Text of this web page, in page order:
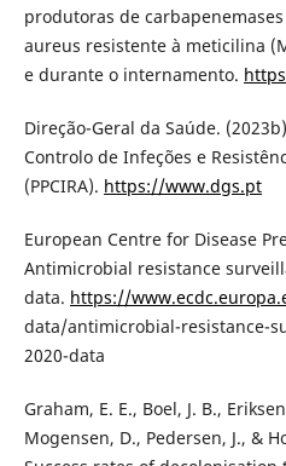
produtoras de carbapenemases
aureus resistente à meticilina
e durante o internamento.
Direção-Geral da Saúde.
Controlo de Infeções e
(PPCIRA). https://www.dgs.pt
European Centre for Disease
Antimicrobial resistance
data. https://
data/antimicrobial-resistance-
2020-data
Graham, E. E., Boel, J. B.,
Mogensen, D., Pedersen, J., &